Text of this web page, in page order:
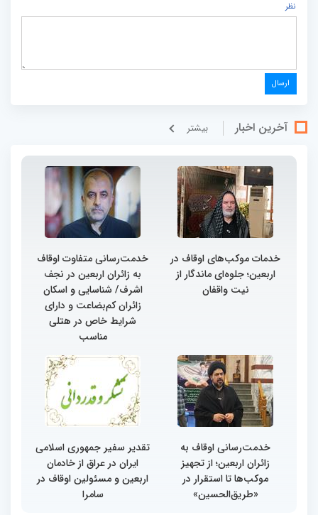
نظر
آخرین اخبار بيشتر
خدمات موکب‌های اوقاف در
اربعین؛ جلوه‌ای ماندگار از
نیت واقفان
خدمت‌رسانی متفاوت اوقاف
به زائران اربعین در نجف
اشرف/ شناسایی و اسکان
زائران کم‌بضاعت و دارای
شرایط خاص در هتلی
مناسب
خدمت‌رسانی اوقاف به
زائران اربعین؛ از تجهیز
موکب‌ها تا استقرار در
«طریق‌الحسین»
تقدیر سفیر جمهوری اسلامی
ایران در عراق از خادمان
اربعین و مسئولین اوقاف در
سامرا